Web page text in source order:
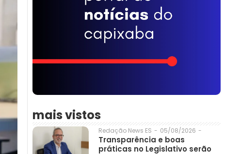
mais vistos
Redação News ES - 05/08/2026 -
Transparência e boas
práticas no Legislativo serão